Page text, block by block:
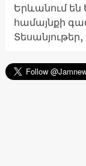
Երևանում
համայնքի